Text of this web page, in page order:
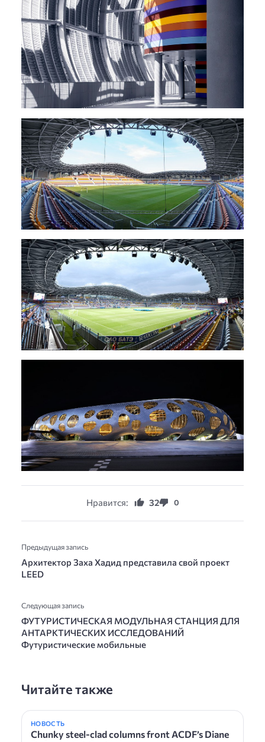
Нравится: 32 0
Предыдущая запись
Архитектор Заха Хадид представила свой проект
LEED
Следующая запись
ФУТУРИСТИЧЕСКАЯ МОДУЛЬНАЯ СТАНЦИЯ ДЛЯ
АНТАРКТИЧЕСКИХ ИССЛЕДОВАНИЙ
Футуристические мобильные
Читайте также
НОВОСТЬ
Chunky steel-clad columns front ACDF’s Diane